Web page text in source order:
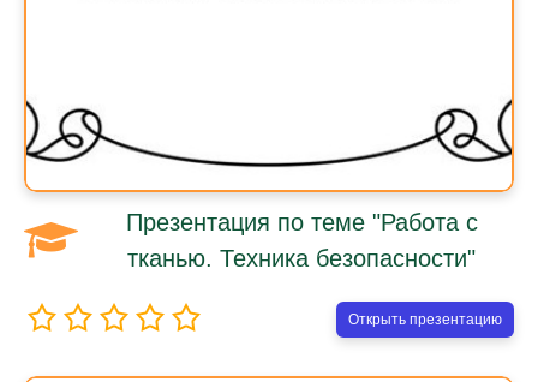
Презентация по теме "Работа с
тканью. Техника безопасности"
Открыть презентацию